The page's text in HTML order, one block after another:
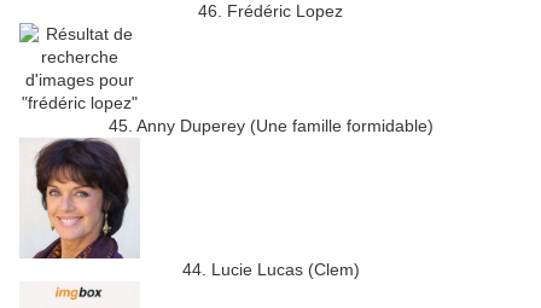
46. Frédéric Lopez
45. Anny Duperey (Une famille formidable)
44. Lucie Lucas (Clem)